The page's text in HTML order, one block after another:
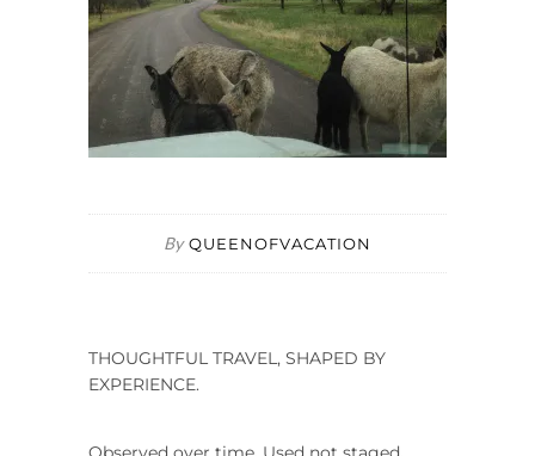
By QUEENOFVACATION
THOUGHTFUL TRAVEL, SHAPED BY
EXPERIENCE.